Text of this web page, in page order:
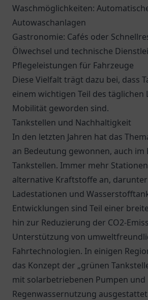
Waschmöglichkeiten:
Autowaschanlagen
Gastronomie: Cafés oder
Ölwechsel und technische
Pflegeleistungen für Fahrzeuge
Diese Vielfalt trägt dazu bei, dass
einem wichtigen Teil des täglichen
Mobilität geworden sind.
Tankstellen und Nachhaltigkeit
In den letzten Jahren hat das
an Bedeutung gewonnen, auch im
Tankstellen. Immer mehr
alternative Kraftstoffe an,
Ladestationen und
Entwicklungen sind Teil einer
hin zur Reduzierung der CO2-
Unterstützung von
Fahrtechnologien. In einigen
das Konzept der „grünen
mit solarbetriebenen Pumpen und
Regenwassernutzung